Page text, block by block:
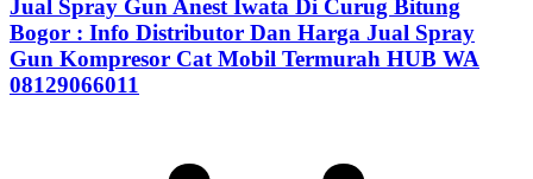
Jual Spray Gun Anest Iwata Di Curug Bitung
Bogor : Info Distributor Dan Harga Jual Spray
Gun Kompresor Cat Mobil Termurah HUB WA
08129066011